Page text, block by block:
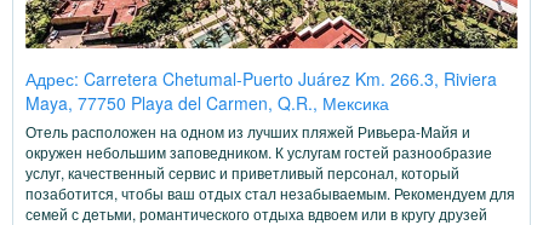
Адрес: Carretera Chetumal-Puerto Juárez Km. 266.3, Riviera
Maya, 77750 Playa del Carmen, Q.R., Мексика
Отель расположен на одном из лучших пляжей Ривьера-Майя и
окружен небольшим заповедником. К услугам гостей разнообразие
услуг, качественный сервис и приветливый персонал, который
позаботится, чтобы ваш отдых стал незабываемым. Рекомендуем для
семей с детьми, романтического отдыха вдвоем или в кругу друзей